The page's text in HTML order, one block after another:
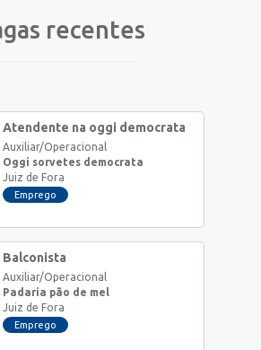
recentes
Atendente na oggi democrata
Auxiliar/Operacional
Oggi sorvetes democrata
Juiz de Fora
Emprego
Balconista
Auxiliar/Operacional
Padaria pão de mel
Juiz de Fora
Emprego